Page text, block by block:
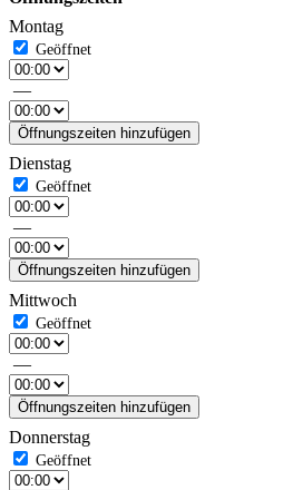
Montag
—
Öffnungszeiten hinzufügen
Dienstag
—
Öffnungszeiten hinzufügen
Mittwoch
—
Öffnungszeiten hinzufügen
Donnerstag